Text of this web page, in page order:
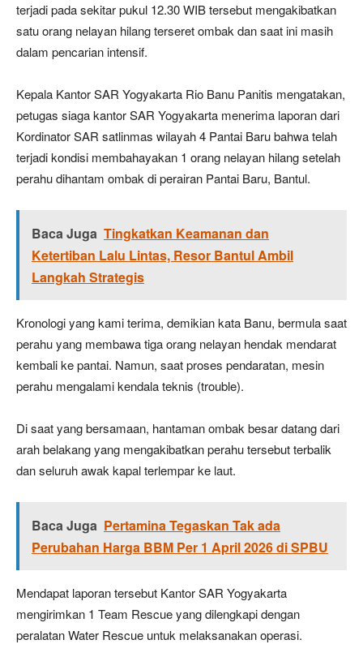
terjadi pada sekitar pukul 12.30 WIB tersebut mengakibatkan
satu orang nelayan hilang terseret ombak dan saat ini masih
dalam pencarian intensif.
Kepala Kantor SAR Yogyakarta Rio Banu Panitis mengatakan,
petugas siaga kantor SAR Yogyakarta menerima laporan dari
Kordinator SAR satlinmas wilayah 4 Pantai Baru bahwa telah
terjadi kondisi membahayakan 1 orang nelayan hilang setelah
perahu dihantam ombak di perairan Pantai Baru, Bantul.
Baca Juga Tingkatkan Keamanan dan
Ketertiban Lalu Lintas, Resor Bantul Ambil
Langkah Strategis
Kronologi yang kami terima, demikian kata Banu, bermula saat
perahu yang membawa tiga orang nelayan hendak mendarat
kembali ke pantai. Namun, saat proses pendaratan, mesin
perahu mengalami kendala teknis (trouble).
Di saat yang bersamaan, hantaman ombak besar datang dari
arah belakang yang mengakibatkan perahu tersebut terbalik
dan seluruh awak kapal terlempar ke laut.
Baca Juga Pertamina Tegaskan Tak ada
Perubahan Harga BBM Per 1 April 2026 di SPBU
Mendapat laporan tersebut Kantor SAR Yogyakarta
mengirimkan 1 Team Rescue yang dilengkapi dengan
peralatan Water Rescue untuk melaksanakan operasi.